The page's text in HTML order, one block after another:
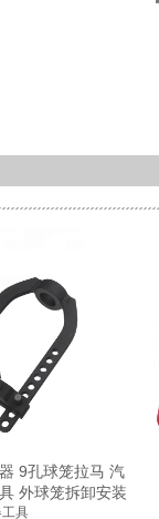
9孔球笼拉马 汽
外球笼拆卸安装
具